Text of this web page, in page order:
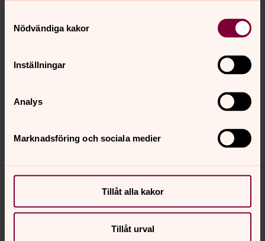
Nödvändiga kakor
Inställningar
Analys
Marknadsföring och sociala medier
Tillåt alla kakor
Tillåt urval